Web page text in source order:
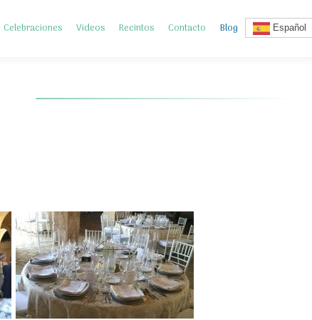
Celebraciones Videos Recintos Contacto Blog Español